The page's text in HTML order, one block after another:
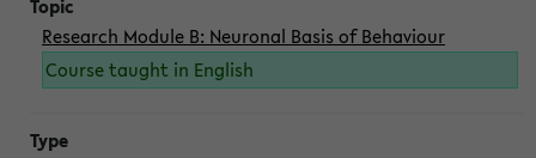
Research Module B: Neuronal Basis of Behaviour
Course taught in English